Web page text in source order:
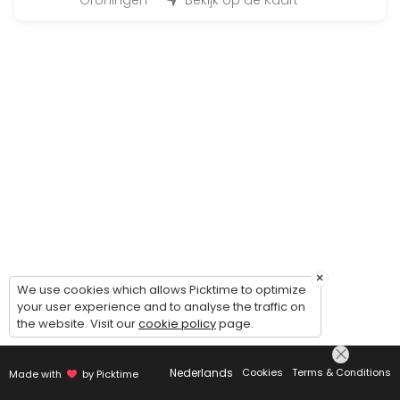
15 min · EUR14.99
10 min
Verrekijker winkel bezoek
30 min
Huur foto studio (1/2 dag)
Made with by Picktime Nederlands Cookies Terms & Conditions
×
We use cookies which allows Picktime to optimize
your user experience and to analyse the traffic on
the website. Visit ourcookie policypage.